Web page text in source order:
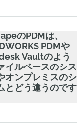
のPDMは、
PDMや
Vaultのよう
イルベースのシス
オンプレミスのシ
とどう違うのです